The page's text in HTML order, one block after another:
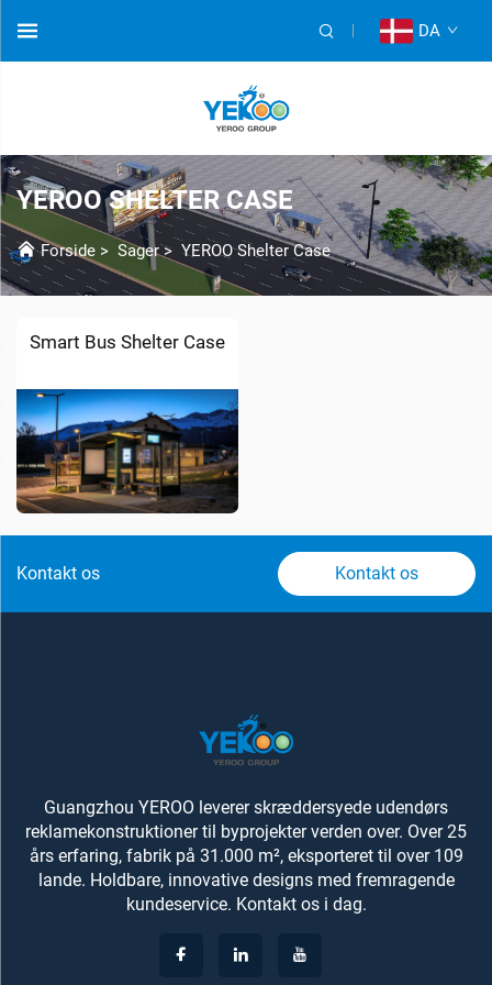
DA
YEROO SHELTER CASE
Forside > Sager> YEROO Shelter Case
Smart Bus Shelter Case
Kontakt os Kontakt os
Guangzhou YEROO leverer skræddersyede udendørs
reklamekonstruktioner til byprojekter verden over. Over 25
års erfaring, fabrik på 31.000 m², eksporteret til over 109
lande. Holdbare, innovative designs med fremragende
kundeservice. Kontakt os i dag.